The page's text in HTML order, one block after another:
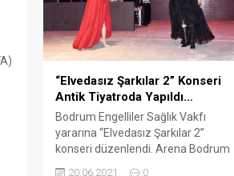
“Elvedasız Şarkılar 2” Konseri
Antik Tiyatroda Yapıldı…
Bodrum Engelliler Sağlık Vakfı
yararına “Elvedasız Şarkılar 2”
konseri düzenlendi. Arena Bodrum
20.06.2021 0